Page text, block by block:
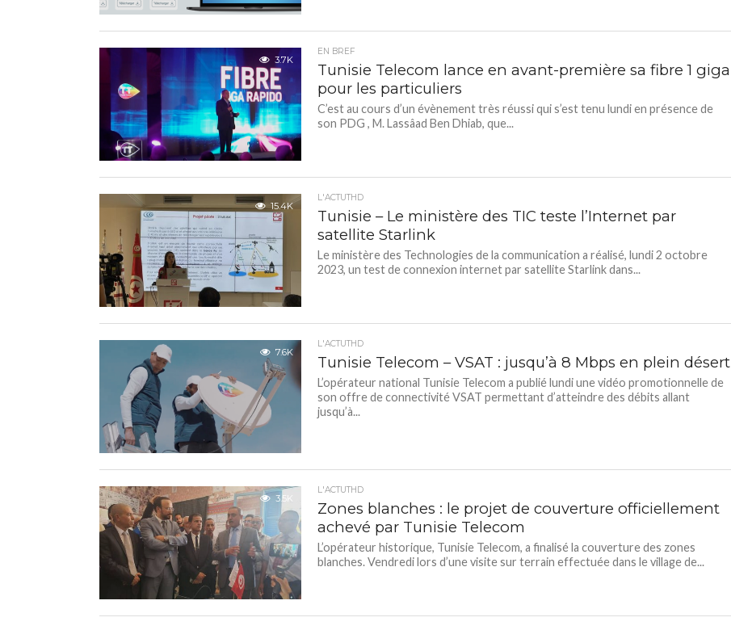
3.7K
EN BREF
Tunisie Telecom lance en avant-première sa fibre 1 giga
pour les particuliers
C’est au cours d’un évènement très réussi qui s’est tenu lundi en présence de
son PDG , M. Lassâad Ben Dhiab, que...
15.4K
L'ACTUTHD
Tunisie – Le ministère des TIC teste l’Internet par
satellite Starlink
Le ministère des Technologies de la communication a réalisé, lundi 2 octobre
2023, un test de connexion internet par satellite Starlink dans...
7.6K
L'ACTUTHD
Tunisie Telecom – VSAT : jusqu’à 8 Mbps en plein désert
L’opérateur national Tunisie Telecom a publié lundi une vidéo promotionnelle de
son offre de connectivité VSAT permettant d’atteindre des débits allant
jusqu’à...
3.5K
L'ACTUTHD
Zones blanches : le projet de couverture officiellement
achevé par Tunisie Telecom
L’opérateur historique, Tunisie Telecom, a finalisé la couverture des zones
blanches. Vendredi lors d’une visite sur terrain effectuée dans le village de...